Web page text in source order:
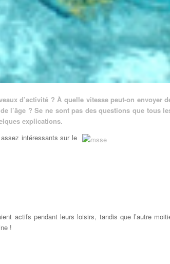
d’activité ? À quelle vitesse peut-on envoyer
l’âge ? Se ne sont pas des questions que tous
explications.
intéressants sur le
actifs pendant leurs loisirs, tandis que l’autre
!